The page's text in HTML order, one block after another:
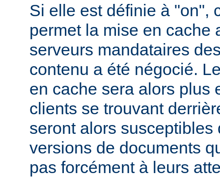
Si elle est définie à "on",
permet la mise en cache
serveurs mandataires
contenu a été négocié.
en cache sera alors plus
clients se trouvant
seront alors
versions de documents
pas forcément à leurs